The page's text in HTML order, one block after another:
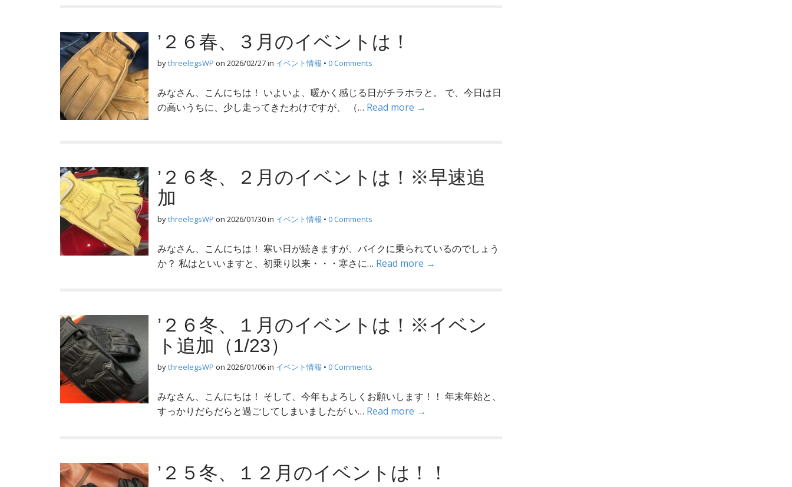
’２６春、３月のイベントは！
bythreelegsWP on 2026/02/27in イベント情報 • 0 Comments
みなさん、こんにちは！ いよいよ、暖かく感じる日がチラホラと。 で、今日は日
の高いうちに、少し走ってきたわけですが、 （… Read more →
’２６冬、２月のイベントは！※早速追
加
bythreelegsWP on 2026/01/30in イベント情報 • 0 Comments
みなさん、こんにちは！ 寒い日が続きますが、バイクに乗られているのでしょう
か？ 私はといいますと、初乗り以来・・・寒さに… Read more →
’２６冬、１月のイベントは！※イベン
ト追加（1/23）
bythreelegsWP on 2026/01/06in イベント情報 • 0 Comments
みなさん、こんにちは！ そして、今年もよろしくお願いします！！ 年末年始と、
すっかりだらだらと過ごしてしまいましたが い… Read more →
’２５冬、１２月のイベントは！！